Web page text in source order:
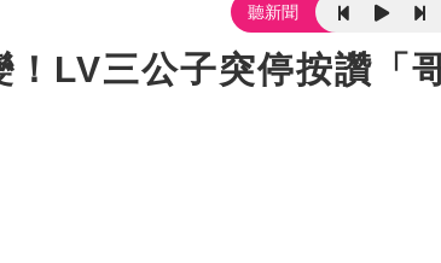
聽新聞
！LV三公子突停按讚